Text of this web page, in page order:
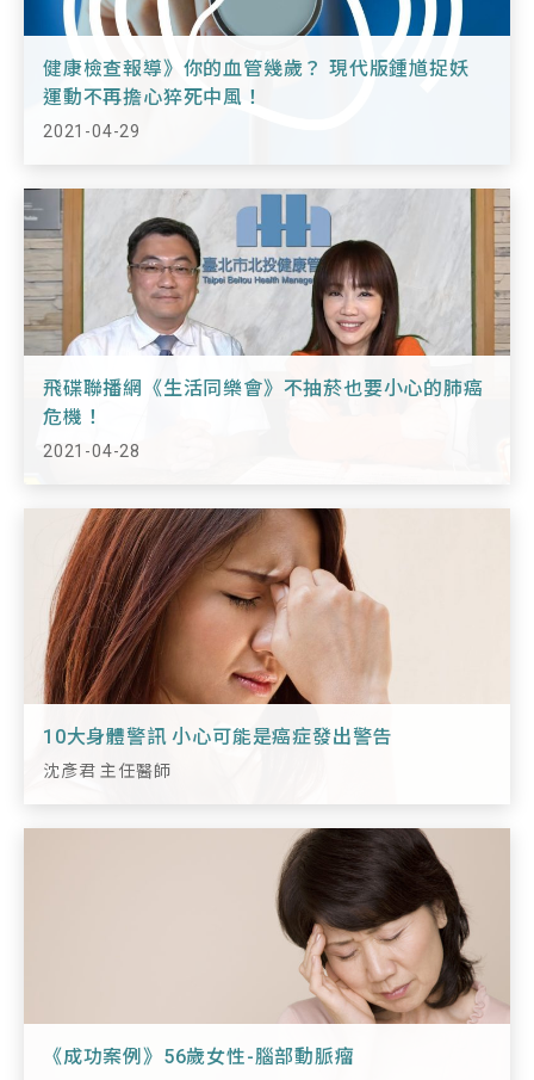
健康檢查報導》你的血管幾歲？ 現代版鍾馗捉妖
運動不再擔心猝死中風！
2021-04-29
飛碟聯播網《生活同樂會》不抽菸也要小心的肺癌
危機！
2021-04-28
10大身體警訊 小心可能是癌症發出警告
沈彥君 主任醫師
《成功案例》56歲女性-腦部動脈瘤